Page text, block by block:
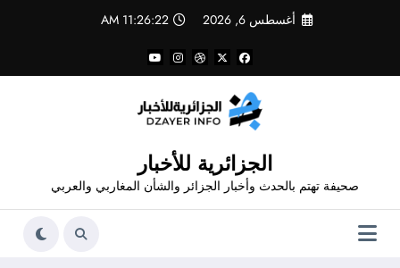
أغسطس 6, 2026 11:26:22 AM
الجزائرية للأخبار
صحيفة تهتم بالحدث وأخبار الجزائر والشأن المغاربي والعربي